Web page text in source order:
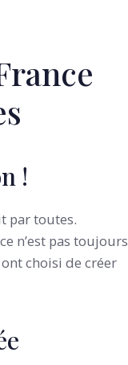
!
par toutes.
n’est pas toujours
choisi de créer